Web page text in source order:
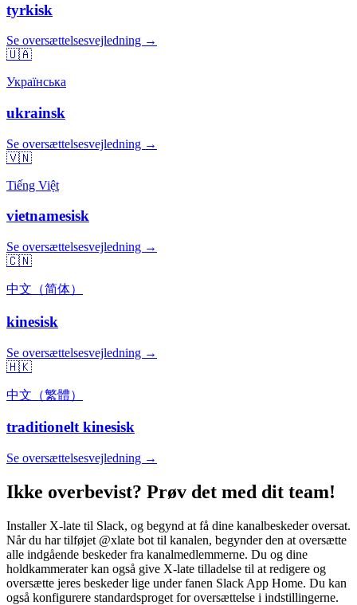
tyrkisk
Se oversættelsesvejledning →
🇺🇦
Українська
ukrainsk
Se oversættelsesvejledning →
🇻🇳
Tiếng Việt
vietnamesisk
Se oversættelsesvejledning →
🇨🇳
中文（简体）
kinesisk
Se oversættelsesvejledning →
🇭🇰
中文（繁體）
traditionelt kinesisk
Se oversættelsesvejledning →
Ikke overbevist? Prøv det med dit team!
Installer X-late til Slack, og begynd at få dine kanalbeskeder oversat.
Når du har tilføjet @xlate bot til kanalen, begynder den at oversætte
alle indgående beskeder fra kanalmedlemmerne. Du og dine
holdkammerater kan også give X-late tilladelse til at redigere og
oversætte jeres beskeder lige under fanen Slack App Home. Du kan
også konfigurere standardsproget for oversættelse i indstillingerne.